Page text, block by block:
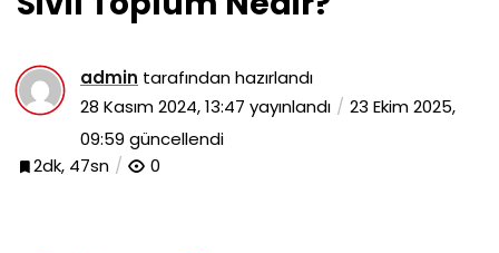
admin tarafından hazırlandı
28 Kasım 2024, 13:47 yayınlandı
23 Ekim 2025,
09:59 güncellendi
2dk, 47sn
0